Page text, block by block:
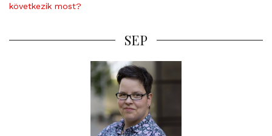
következik most?
SEP